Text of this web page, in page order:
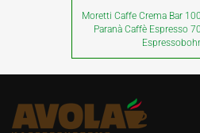
Moretti Caffe Crema Bar
Paranà Caffè Espresso